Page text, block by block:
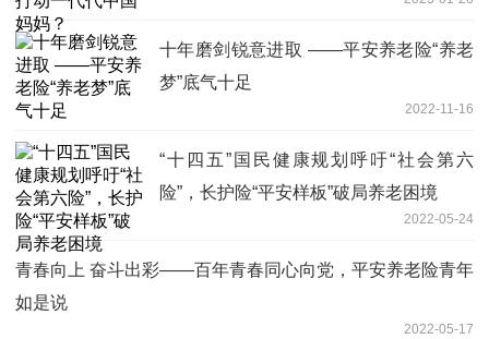
十年磨剑锐意进取 ——平安养老险“养老
梦”底气十足
2022-11-16
“十四五”国民健康规划呼吁“社会第六
险”，长护险“平安样板”破局养老困境
2022-05-24
青春向上 奋斗出彩——百年青春同心向党，平安养老险青年
如是说
2022-05-17